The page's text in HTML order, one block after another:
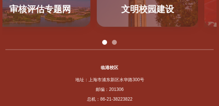
审核评估专题网 文明校园建设
临港校区
地址：上海市浦东新区水华路300号
邮编：201306
总机：86-21-38223822